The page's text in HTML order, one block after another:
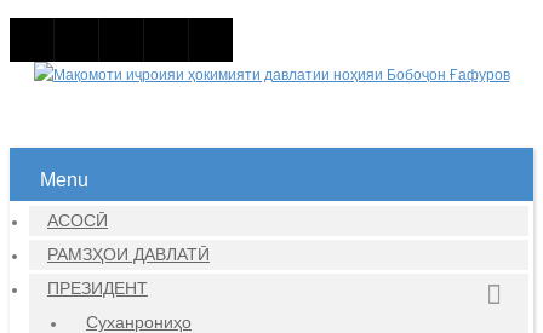
Menu
АСОСӢ
РАМЗҲОИ ДАВЛАТӢ
ПРЕЗИДЕНТ
Суханрониҳо